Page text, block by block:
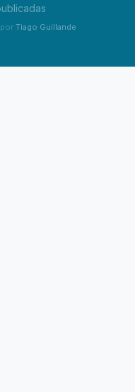
Tiago Guillande